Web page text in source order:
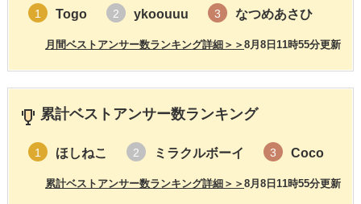
1 Togo 2 ykoouuu 3 なつめあさひ
8月8日11時55分更新
月間ベストアンサー数ランキング詳細＞＞
累計ベストアンサー数ランキング
1 ほしねこ 2 ミラクルボーイ 3 Coco
8月8日11時55分更新
累計ベストアンサー数ランキング詳細＞＞